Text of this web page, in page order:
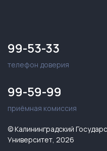
99-53-33
телефон доверия
99-59-99
приёмная комиссия
© Калининградский
Университет, 2026